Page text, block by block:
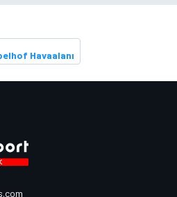
Havaalanı